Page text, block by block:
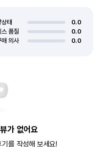
태
0.0
스 품질
0.0
매 의사
0.0
가 없어요
를 작성해 보세요!